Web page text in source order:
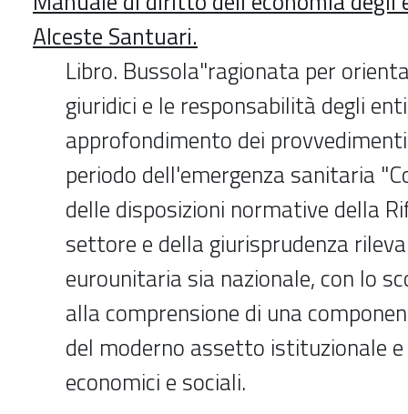
Alceste Santuari.
Libro. Bussola"ragionata per
giuridici e le responsabilità degli
approfondimento dei
periodo dell'emergenza sanitaria
delle disposizioni normative della
settore e della giurisprudenza
eurounitaria sia nazionale, con lo
alla comprensione di una
del moderno assetto istituzionale
economici e sociali.